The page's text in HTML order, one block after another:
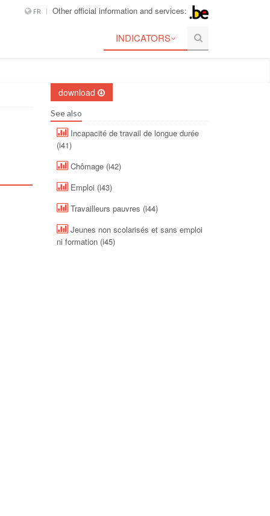
FR Other official information and services:
INDICATORS
download
See also
Incapacité de travail de longue durée
(i41)
Chômage (i42)
Emploi (i43)
Travailleurs pauvres (i44)
Jeunes non scolarisés et sans emploi
ni formation (i45)